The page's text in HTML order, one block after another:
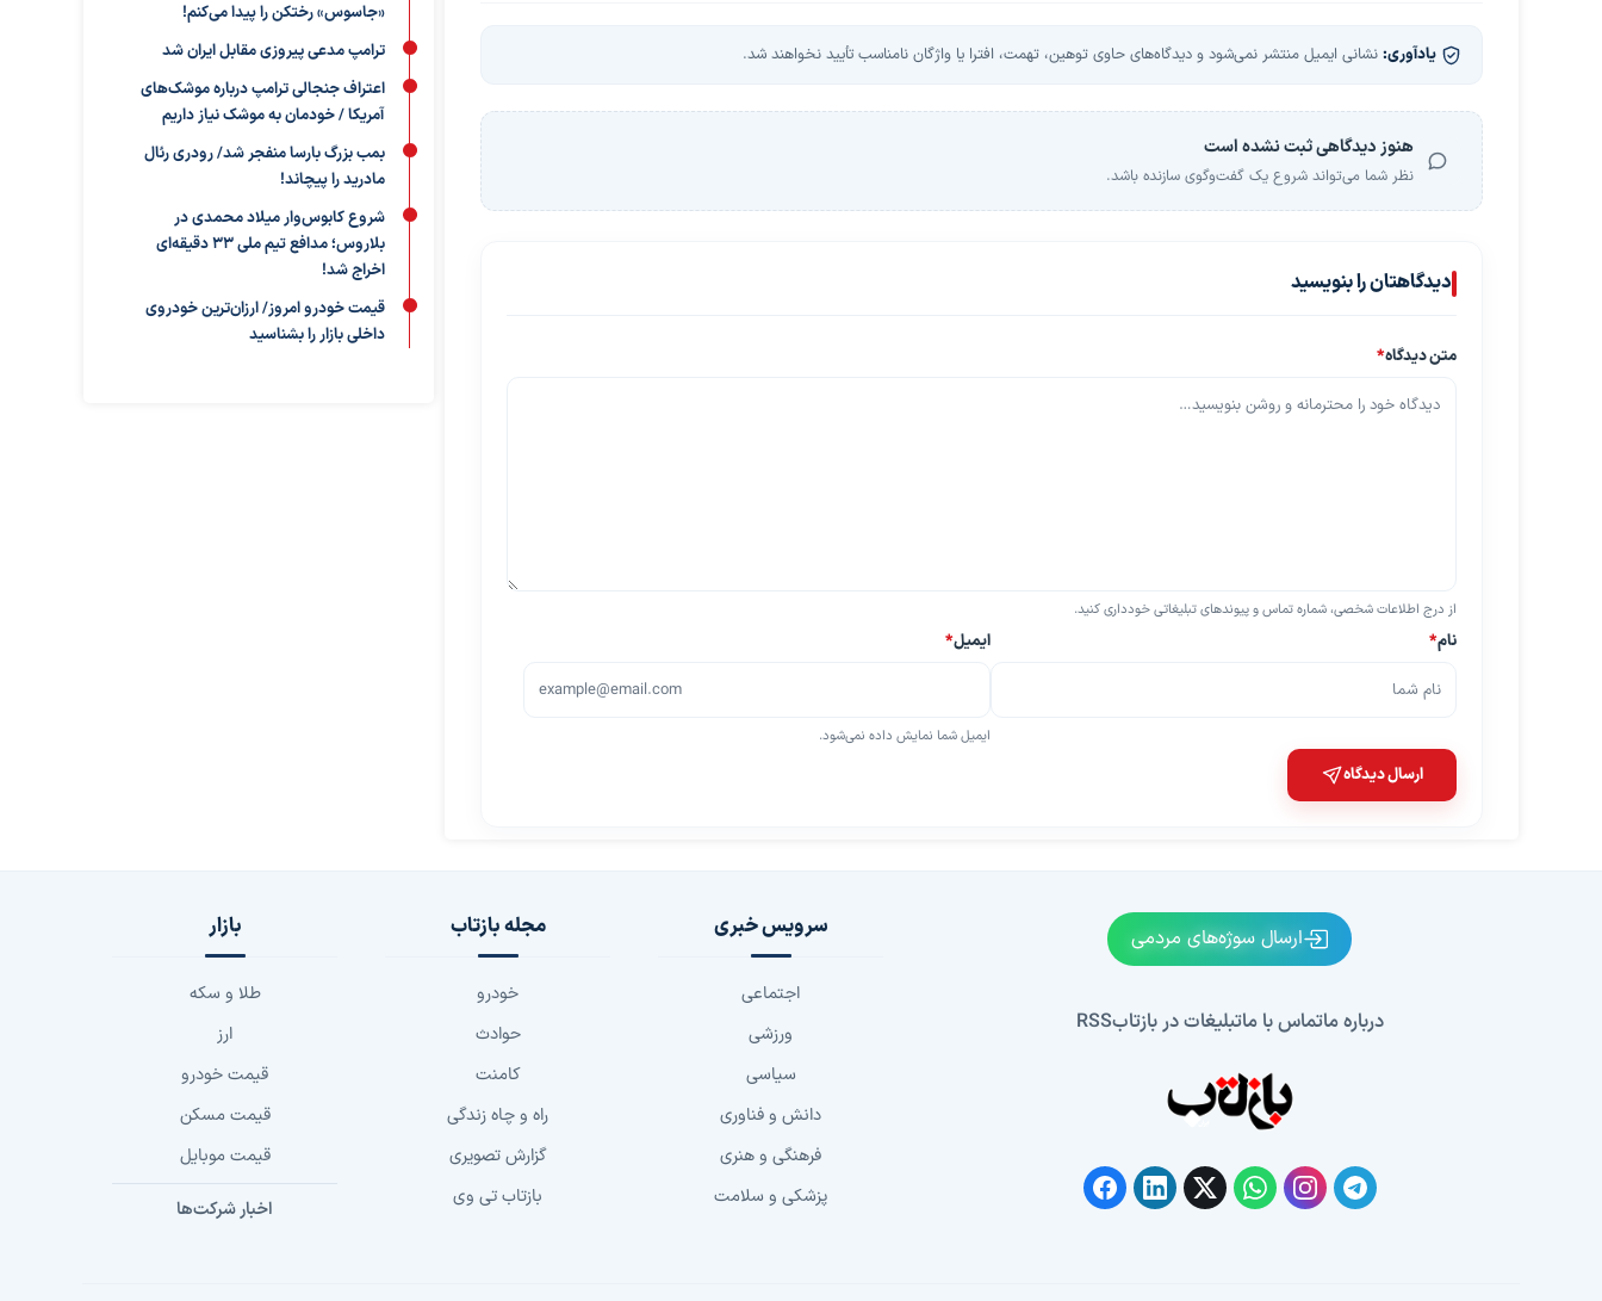
یادآوری: نشانی ایمیل منتشر نمی‌شود و دیدگاه‌های حاوی توهین، تهمت، افترا یا واژگان نامناسب تأیید نخواهند شد.
هنوز دیدگاهی ثبت نشده است
نظر شما می‌تواند شروع یک گفت‌وگوی سازنده باشد.
دیدگاهتان را بنویسید
متن دیدگاه*
از درج اطلاعات شخصی، شماره تماس و پیوندهای تبلیغاتی خودداری کنید.
نام* ایمیل*
ایمیل شما نمایش داده نمی‌شود.
ارسال دیدگاه
«جاسوس» رختکن را پیدا می‌کنم!
ترامپ مدعی پیروزی مقابل ایران شد
اعتراف جنجالی ترامپ درباره موشک‌های
آمریکا / خودمان به موشک نیاز داریم
بمب بزرگ بارسا منفجر شد/ رودری رئال
مادرید را پیچاند!
شروع کابوس‌وار میلاد محمدی در
بلاروس؛ مدافع تیم ملی ۳۳ دقیقه‌ای
اخراج شد!
قیمت خودرو امروز/ ارزان‌ترین خودروی
داخلی بازار را بشناسید
ارسال سوژه‌های مردمی
درباره ماتماس با ماتبلیغات در بازتابRSS
سرویس خبری
اجتماعی
ورزشی
سیاسی
دانش و فناوری
فرهنگی و هنری
پزشکی و سلامت
مجله بازتاب
خودرو
حوادث
کامنت
راه و چاه زندگی
گزارش تصویری
بازتاب تی وی
بازار
طلا و سکه
ارز
قیمت خودرو
قیمت مسکن
قیمت موبایل
اخبار شرکت‌ها